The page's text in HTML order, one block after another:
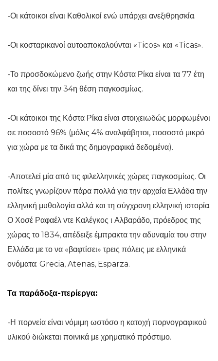
-Οι κάτοικοι είναι Καθολικοί ενώ υπάρχει ανεξιθρησκία.
-Οι κοσταρικανοί αυτοαποκαλούνται «Ticos» και «Ticas».
-Το προσδοκώμενο ζωής στην Κόστα Ρίκα είναι τα 77 έτη
και της δίνει την 34η θέση παγκοσμίως.
-Οι κάτοικοι της Κόστα Ρίκα είναι στοιχειωδώς μορφωμένοι
σε ποσοστό 96% (μόλις 4% αναλφάβητοι, ποσοστό μικρό
για χώρα με τα δικά της δημογραφικά δεδομένα).
-Αποτελεί μία από τις φιλελληνικές χώρες παγκοσμίως. Οι
πολίτες γνωρίζουν πάρα πολλά για την αρχαία Ελλάδα την
ελληνική μυθολογία αλλά και τη σύγχρονη ελληνική ιστορία.
Ο Χοσέ Ραφαέλ ντε Καλέγκος ι Αλβαράδο, πρόεδρος της
χώρας το 1834, απέδειξε έμπρακτα την αδυναμία του στην
Ελλάδα με το να «βαφτίσει» τρεις πόλεις με ελληνικά
ονόματα: Grecia, Atenas, Esparza.
Τα παράδοξα-περίεργα:
-Η πορνεία είναι νόμιμη ωστόσο η κατοχή πορνογραφικού
υλικού διώκεται ποινικά με χρηματικό πρόστιμο.